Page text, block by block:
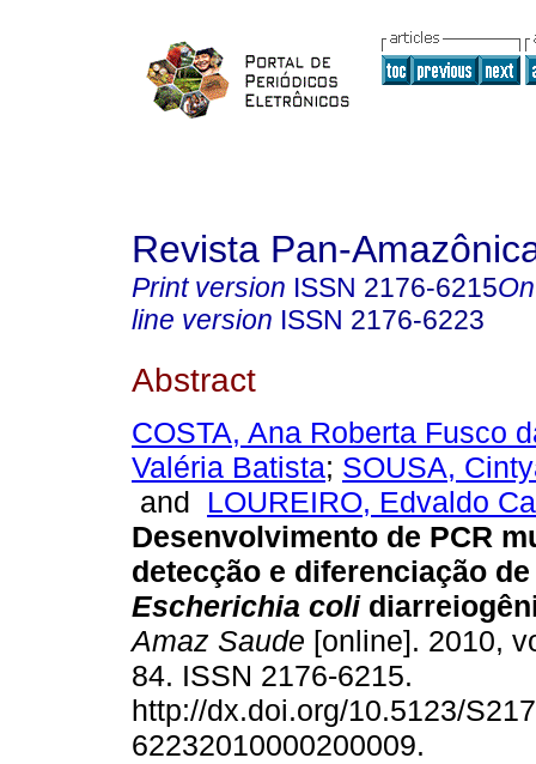
Revista Pan-
Print version ISSN 2176-6215
line version ISSN 2176-6223
Abstract
COSTA, Ana Roberta Fusco
Valéria Batista; SOUSA,
and LOUREIRO, Edvaldo
Desenvolvimento de PCR
detecção e diferenciação
Escherichia coli
Amaz Saude [online]. 2010,
84. ISSN 2176-6215.
http://dx.doi.org/10.5123/
62232010000200009.